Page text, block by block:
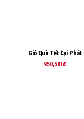
Giỏ Quà Tết Đại Phát
950,581đ